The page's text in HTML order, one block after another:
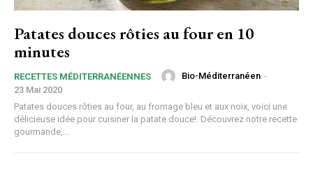
Patates douces rôties au four en 10
minutes
RECETTES MÉDITERRANÉENNES Bio-Méditerranéen -
23 Mai 2020
Patates douces rôties au four, au fromage bleu et aux noix, voici une
délicieuse idée pour cuisiner la patate douce!. Découvrez notre recette
gourmande,...